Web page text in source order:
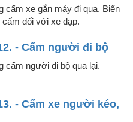
cấm xe gắn máy đi qua. Biển
cấm đối với xe đạp.
- Cấm người đi bộ
cấm người đi bộ qua lại.
- Cấm xe người kéo,